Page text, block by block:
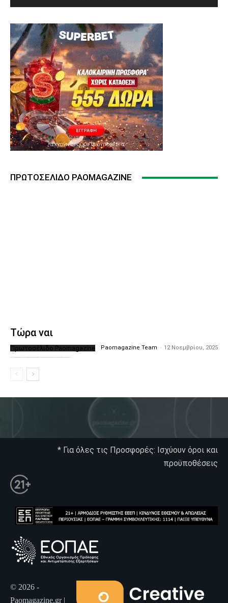
ΠΡΩΤΟΣΈΛΙΔΟ PAOMAGAZINE
Τώρα ναι
Πρωτοσέλιδο Paomagazine Paomagazine Team - 12 Νοεμβρίου, 2025
* Για όλες τις Προσφορές: Ισχύουν όροι και
προϋποθέσεις
© 2026 -
Paomagazine.gr |